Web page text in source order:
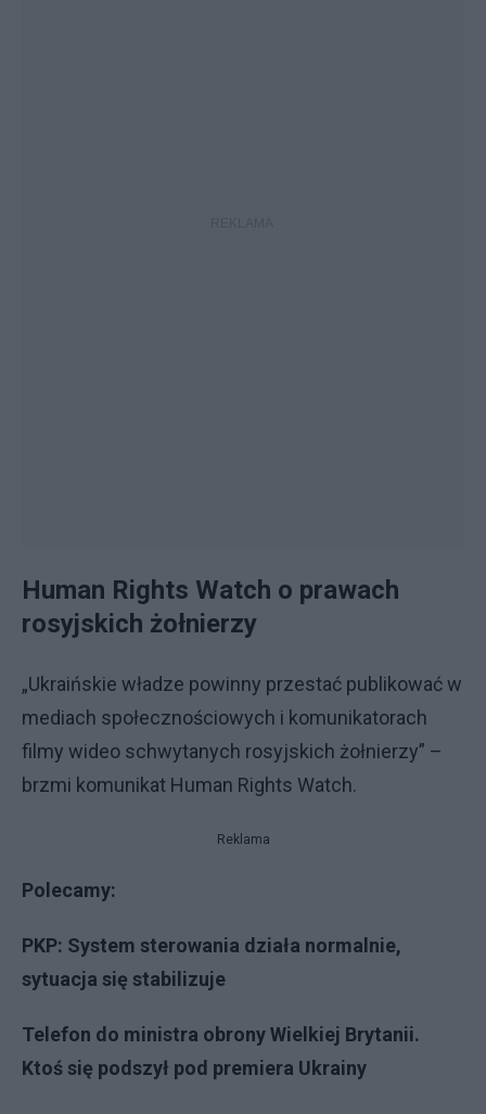
Human Rights Watch o prawach
rosyjskich żołnierzy
„Ukraińskie władze powinny przestać publikować w
mediach społecznościowych i komunikatorach
filmy wideo schwytanych rosyjskich żołnierzy” –
brzmi komunikat Human Rights Watch.
Reklama
Polecamy:
PKP: System sterowania działa normalnie,
sytuacja się stabilizuje
Telefon do ministra obrony Wielkiej Brytanii.
Ktoś się podszył pod premiera Ukrainy